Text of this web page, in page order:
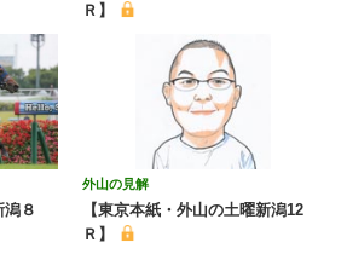
Ｒ】
潟８
外山の見解
【東京本紙・外山の土曜新潟12
Ｒ】